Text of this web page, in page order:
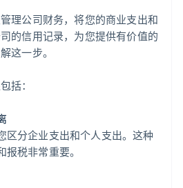
理公司财务，将您的商业支出和
的信用记录，为您提供有价值的
这一步。
括：
区分企业支出和个人支出。这种
税非常重要。